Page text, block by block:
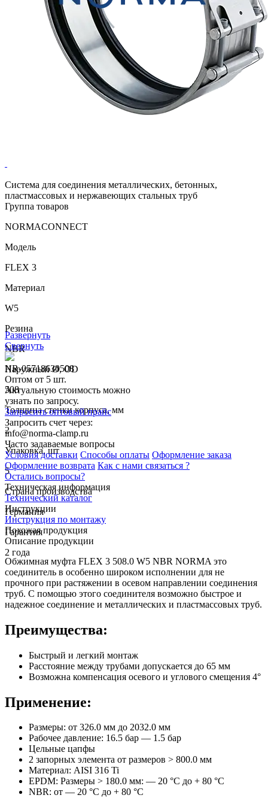
Система для соединения металлических, бетонных,
пластмассовых и нержавеющих стальных труб
Группа товаров
NORMACONNECT
Модель
FLEX 3
Материал
W5
Резина
NBR
Наружный Ø, OD
508
Толщина стенки корпуса, мм
2
Упаковка, шт
5
Страна производства
Германия
Гарантия
2 года
Развернуть
Свернуть
NR-05718630508
Оптом от 5 шт.
Актуальную стоимость можно
узнать по запросу.
Запросить оптовый прайс
Запросить счет через:
info@norma-clamp.ru
Часто задаваемые вопросы
Условия доставки Способы оплаты Оформление заказа
Оформление возврата Как с нами связаться ?
Остались вопросы?
Техническая информация
Технический каталог
Инструкции
Инструкция по монтажу
Похожая продукция
Описание продукции
Обжимная муфта FLEX 3 508.0 W5 NBR NORMA это
соединитель в особенно широком исполнении для не
прочного при растяжении в осевом направлении соединения
труб. С помощью этого соединителя возможно быстрое и
надежное соединение и металлических и пластмассовых труб.
Преимущества:
Быстрый и легкий монтаж
Расстояние между трубами допускается до 65 мм
Возможна компенсация осевого и углового смещения 4°
Применение:
Размеры: от 326.0 мм до 2032.0 мм
Рабочее давление: 16.5 бар — 1.5 бар
Цельные цапфы
2 запорных элемента от размеров > 800.0 мм
Материал: AISI 316 Ti
EPDM: Размеры > 180.0 мм: — 20 °C до + 80 °C
NBR: от — 20 °C до + 80 °C